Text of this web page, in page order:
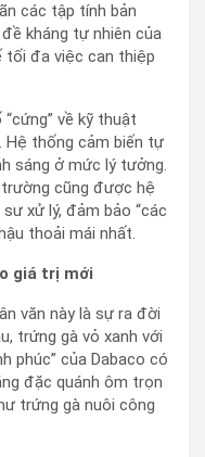
các tập tính bản
kháng tự nhiên của
tối đa việc can thiệp
về kỹ thuật
Hệ thống cảm biến tự
sáng ở mức lý tưởng.
cũng được hệ
xử lý, đảm bảo “các
thoải mái nhất.
giá trị mới
văn này là sự ra đời
trứng gà vỏ xanh với
phúc” của Dabaco có
đặc quánh ôm trọn
trứng gà nuôi công